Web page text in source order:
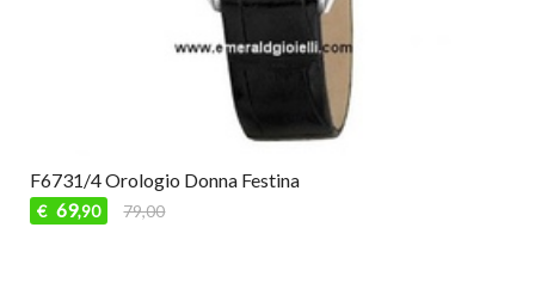
F6731/4 Orologio Donna Festina
€ 69,90 79,00